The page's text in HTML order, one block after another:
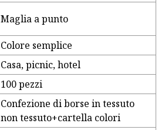
Maglia a punto
Colore semplice
Casa, picnic, hotel
100 pezzi
Confezione di borse in tessuto
non tessuto+cartella colori